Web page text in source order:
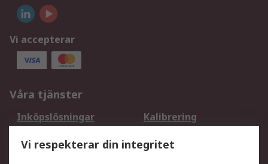
Vi accepterar
Våra tjänster
Inköpslösningar
Kalibrering
DesignSpark
Teknisk Support
Vi respekterar din integritet